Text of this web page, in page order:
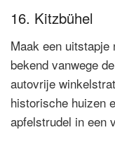
16. Kitzbühel
Maak een uitstapje
bekend vanwege
autovrije
historische huizen
apfelstrudel in een